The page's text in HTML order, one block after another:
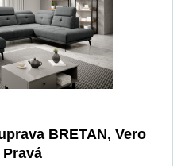
BRETAN, Vero
Pravá